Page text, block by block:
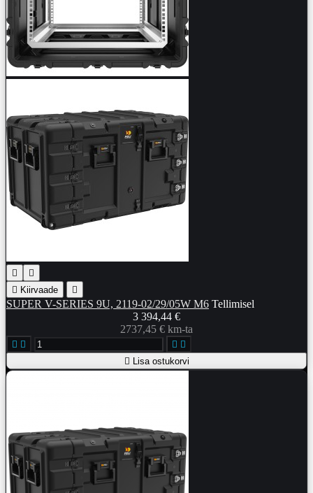


 Kiirvaade 
SUPER V-SERIES 9U, 2119-02/29/05W M6 Tellimisel
3 394,44 €
2737,45 € km-ta
   
 Lisa ostukorvi